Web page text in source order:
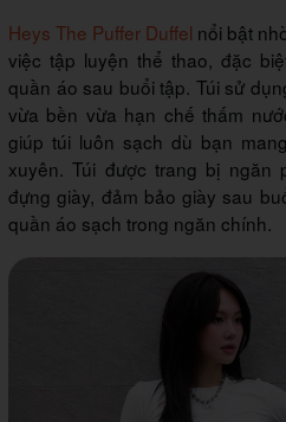
Heys The Puffer Duffel nổi bật
việc tập luyện thể thao, đặc
quần áo sau buổi tập. Túi sử
vừa bền vừa hạn chế thấm
giúp túi luôn sạch dù bạn
xuyên. Túi được trang bị ngăn
đựng giày, đảm bảo giày sau
quần áo sạch trong ngăn chính.